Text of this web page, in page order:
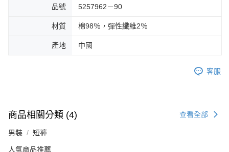
品號 5257962－90
材質 棉98％，彈性纖維2％
產地 中國
客服
商品相關分類 (4) 查看全部
男裝 短褲
人氣商品推薦